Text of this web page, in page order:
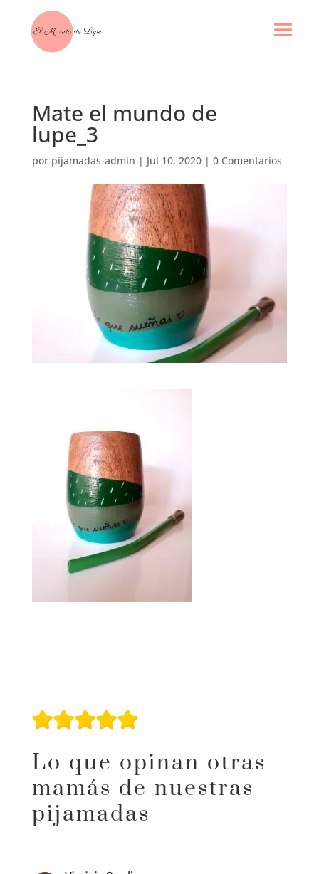
Mate el mundo de
lupe_3
por pijamadas-admin | Jul 10, 2020| 0 Comentarios
Lo que opinan otras
mamás de nuestras
pijamadas